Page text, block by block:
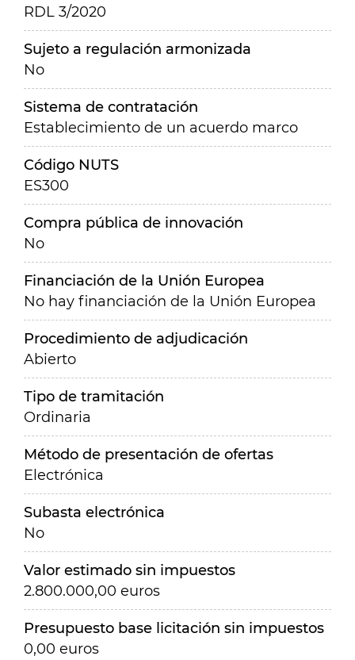
RDL 3/2020
Sujeto a regulación armonizada
No
Sistema de contratación
Establecimiento de un acuerdo marco
Código NUTS
ES300
Compra pública de innovación
No
Financiación de la Unión Europea
No hay financiación de la Unión Europea
Procedimiento de adjudicación
Abierto
Tipo de tramitación
Ordinaria
Método de presentación de ofertas
Electrónica
Subasta electrónica
No
Valor estimado sin impuestos
2.800.000,00 euros
Presupuesto base licitación sin impuestos
0,00 euros